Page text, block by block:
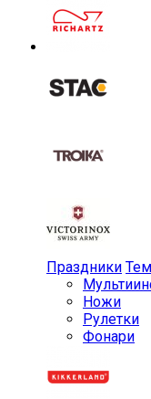
Праздники
Ножи
Рулетки
Фонари